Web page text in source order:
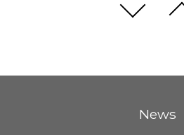
News